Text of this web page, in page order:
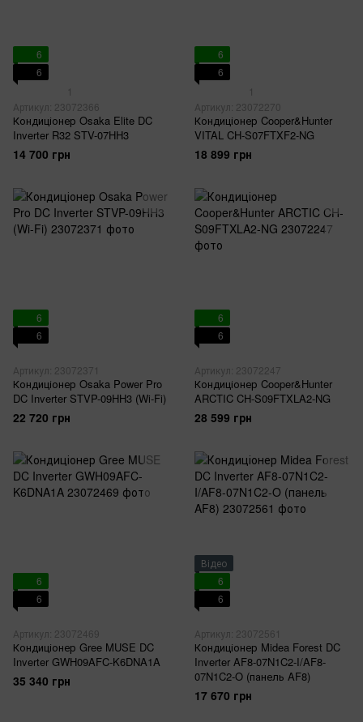
6
6
1
Артикул: 23072366
Кондиціонер Osaka Elite DC
Inverter R32 STV-07HH3
14 700 грн
6
6
1
Артикул: 23072270
Кондиціонер Cooper&Hunter
VITAL CH-S07FTXF2-NG
18 899 грн
6
6
Артикул: 23072371
Кондиціонер Osaka Power Pro
DC Inverter STVP-09HH3 (Wi-Fi)
22 720 грн
6
6
Артикул: 23072247
Кондиціонер Cooper&Hunter
ARCTIC CH-S09FTXLA2-NG
28 599 грн
6
6
Артикул: 23072469
Кондиціонер Gree MUSE DC
Inverter GWH09AFC-K6DNA1A
35 340 грн
Відео
6
6
Артикул: 23072561
Кондиціонер Midea Forest DC
Inverter AF8-07N1C2-I/AF8-
07N1C2-O (панель AF8)
17 670 грн